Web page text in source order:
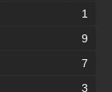
1
9
7
3